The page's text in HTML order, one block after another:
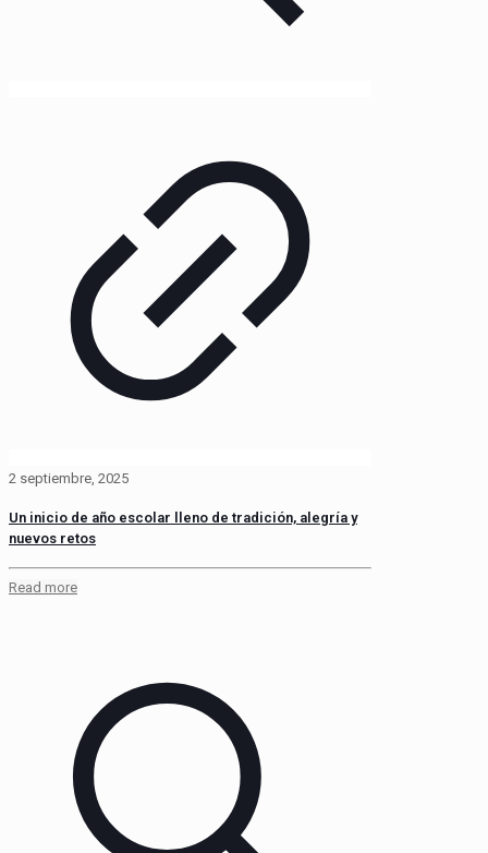
2 septiembre, 2025
Un inicio de año escolar lleno de tradición, alegría y
nuevos retos
Read more